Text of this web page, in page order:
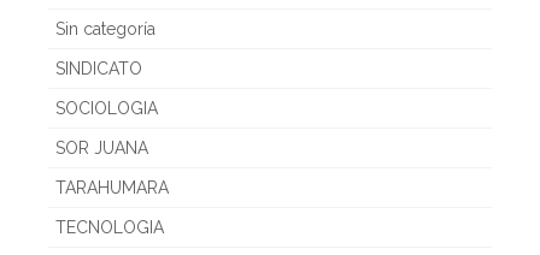
Sin categoría
SINDICATO
SOCIOLOGIA
SOR JUANA
TARAHUMARA
TECNOLOGIA